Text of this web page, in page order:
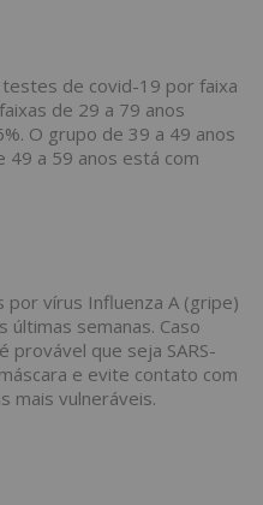
de covid-19 por faixa
de 29 a 79 anos
O grupo de 39 a 49 anos
49 a 59 anos está com
por vírus Influenza A (gripe)
semanas. Caso
que seja SARS-
e evite contato com
mais vulneráveis.